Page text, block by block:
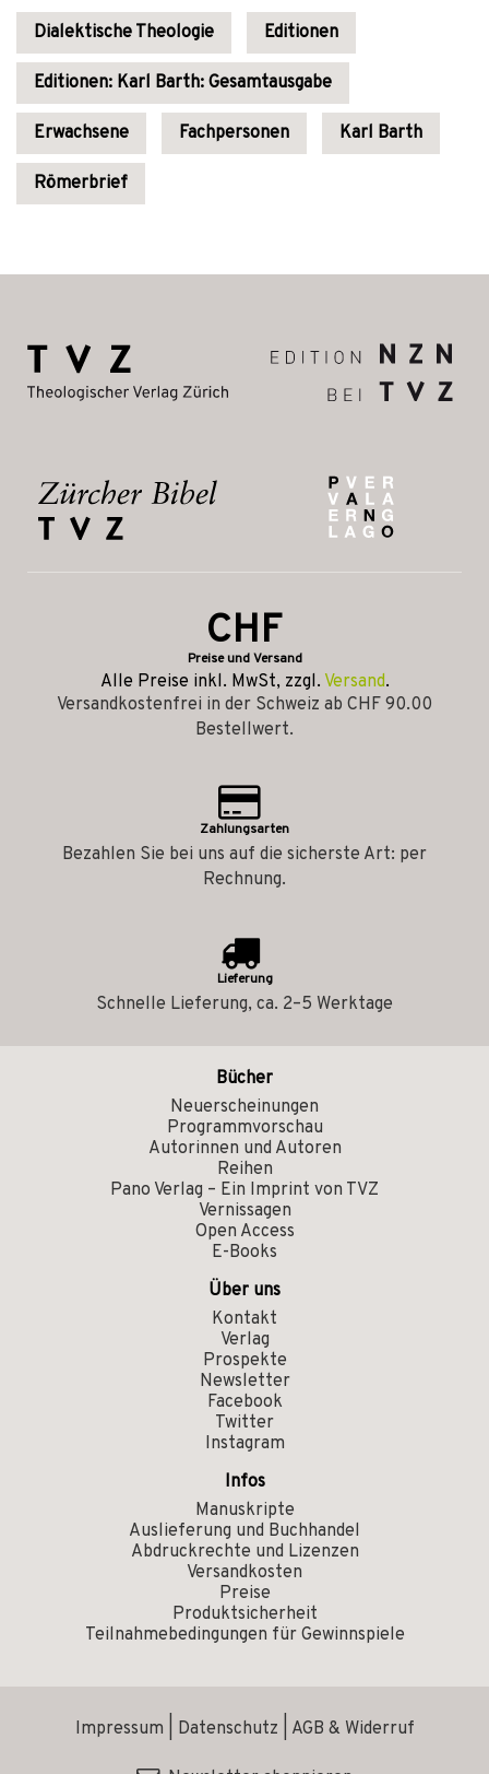
Dialektische Theologie Editionen
Editionen: Karl Barth: Gesamtausgabe
Erwachsene Fachpersonen Karl Barth
Römerbrief
CHF
Preise und Versand
Alle Preise inkl. MwSt, zzgl. Versand.
Versandkostenfrei in der Schweiz ab CHF 90.00
Bestellwert.
Zahlungsarten
Bezahlen Sie bei uns auf die sicherste Art: per
Rechnung.
Lieferung
Schnelle Lieferung, ca. 2–5 Werktage
Bücher
Neuerscheinungen
Programmvorschau
Autorinnen und Autoren
Reihen
Pano Verlag – Ein Imprint von TVZ
Vernissagen
Open Access
E-Books
Über uns
Kontakt
Verlag
Prospekte
Newsletter
Facebook
Twitter
Instagram
Infos
Manuskripte
Auslieferung und Buchhandel
Abdruckrechte und Lizenzen
Versandkosten
Preise
Produktsicherheit
Teilnahmebedingungen für Gewinnspiele
Impressum Datenschutz AGB & Widerruf